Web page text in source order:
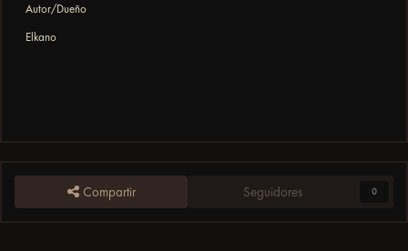
Autor/Dueño
Elkano
Compartir Seguidores 0